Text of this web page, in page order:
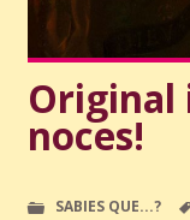
Original
noces!
SABIES QUE...?